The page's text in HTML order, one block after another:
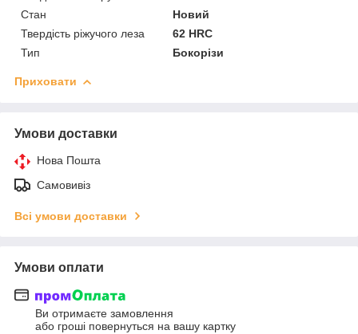
Стан
Новий
Твердість ріжучого леза
62 HRC
Тип
Бокорізи
Приховати
Умови доставки
Нова Пошта
Самовивіз
Всі умови доставки
Умови оплати
Ви отримаєте замовлення
або гроші повернуться на вашу картку